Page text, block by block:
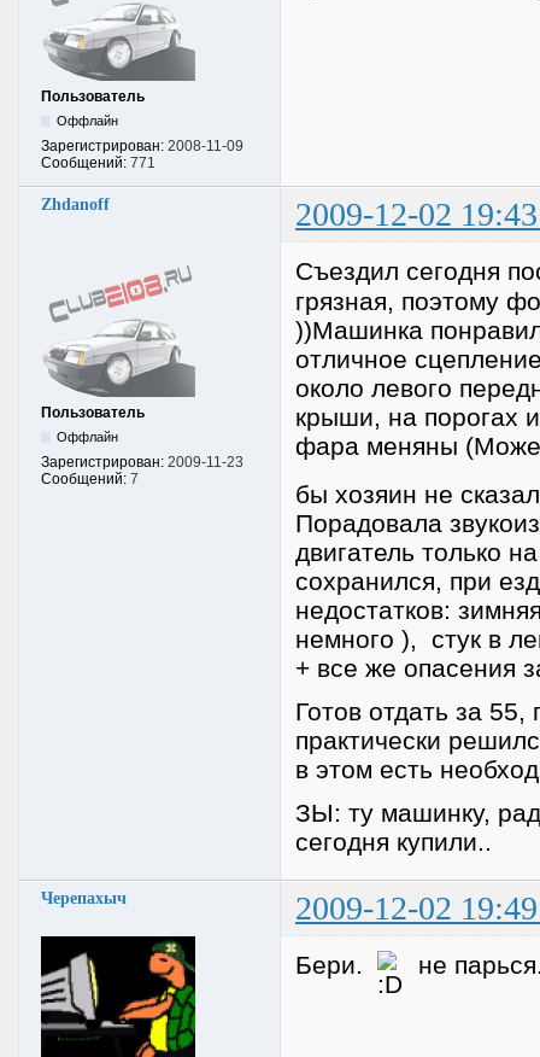
Пользователь
Оффлайн
Зарегистрирован: 2008-11-09
Сообщений: 771
Zhdanoff 2009-12-02
Пользователь
Оффлайн
Зарегистрирован: 2009-11-23
Сообщений: 7
Съездил сегодня
грязная, поэтому
))Машинка
отличное
около левого
крыши, на порогах
фара меняны
бы хозяин не
Порадовала
двигатель только
сохранился, при
недостатков:
немного ), стук в
+ все же опасения
Готов отдать за
практически
в этом есть
ЗЫ: ту машинку,
сегодня купили..
Черепахыч 2009-12-02
Бери. не